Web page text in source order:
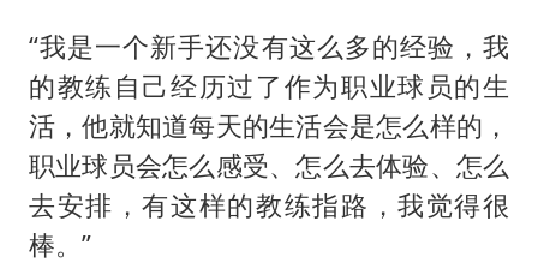
“我是一个新手还没有这么多的经验，我
的教练自己经历过了作为职业球员的生
活，他就知道每天的生活会是怎么样的，
职业球员会怎么感受、怎么去体验、怎么
去安排，有这样的教练指路，我觉得很
棒。”